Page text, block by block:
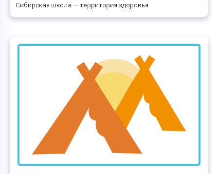
Сибирская школа — территория здоровья